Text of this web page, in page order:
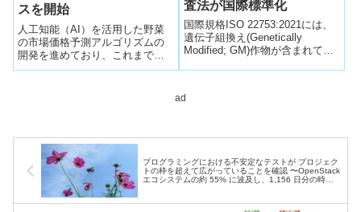
スを開始
人工知能（AI）を活用した野菜
の市場価格予測アルゴリズムの
開発を進めており、これまでレ
タス価格の予測アルゴリズムを
査法が国際標準化
国際規格ISO 22753:2021には、
遺伝子組換え(Genetically
Modified; GM)作物が含まれてい
や検査に求められる技術的な要
し、わが国の公定検査法として
法"が具体的な事例として収載さ
れた。
ad
プログラミングにおける不安定なテストが プロジェク
トの枠を超えて広がっていることを確認 〜OpenStack
エコシステムの約 55% に波及し、1,156 ⽇分の時間